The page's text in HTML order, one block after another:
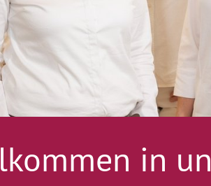
in